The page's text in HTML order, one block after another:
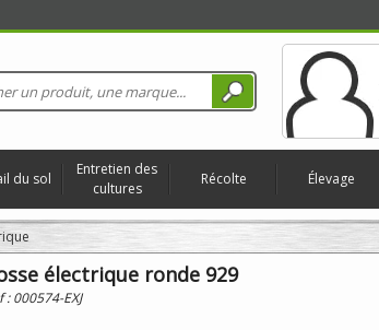
du sol
Entretien des
cultures
Récolte Élevage
électrique ronde 929
:000574-EXJ